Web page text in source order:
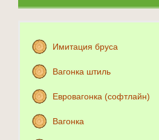
Имитация бруса
Вагонка штиль
Евровагонка (софтлайн)
Вагонка